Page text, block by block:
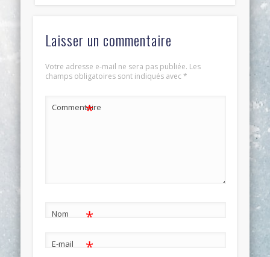
Laisser un commentaire
Votre adresse e-mail ne sera pas publiée. Les
champs obligatoires sont indiqués avec*
Commentaire
*
Nom *
E-mail *